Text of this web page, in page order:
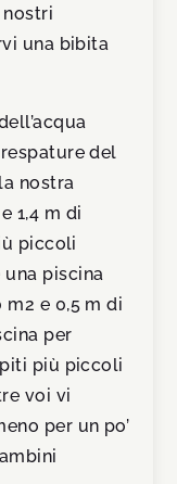
nostri
una bibita
del
nostra
1,4 m di
piccoli
piscina
e 0,5 m di
per
più piccoli
voi vi
per un po’